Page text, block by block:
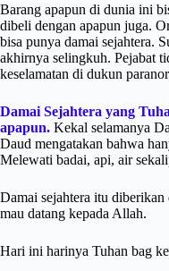
Barang apapun di dunia ini
dibeli dengan apapun juga.
bisa punya damai sejahtera.
akhirnya selingkuh. Pejabat
keselamatan di dukun
Damai Sejahtera yang
apapun. Kekal selamanya
Daud mengatakan bahwa
Melewati badai, api, air
Damai sejahtera itu
mau datang kepada Allah.
Hari ini harinya Tuhan bag